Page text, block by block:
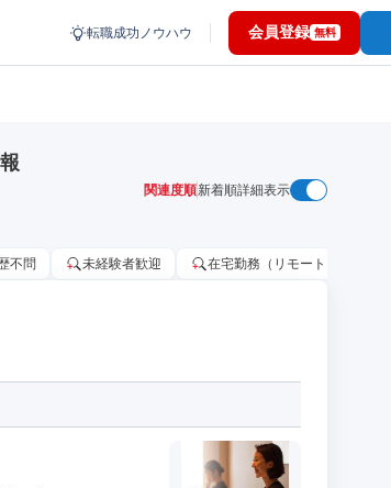
転職成功ノウハウ 会員登録 無料
関連度順新着順詳細表示
不問 未経験者歓迎 在宅勤務（リモートワーク）OK